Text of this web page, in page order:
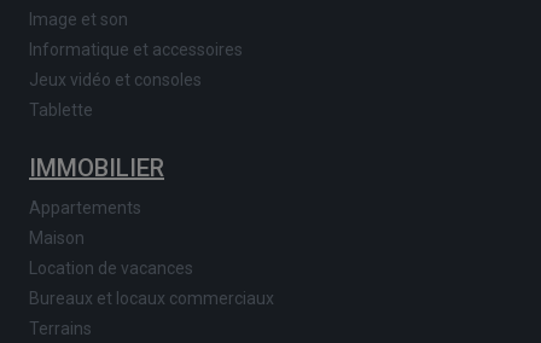
Image et son
Informatique et accessoires
Jeux vidéo et consoles
Tablette
IMMOBILIER
Appartements
Maison
Location de vacances
Bureaux et locaux commerciaux
Terrains